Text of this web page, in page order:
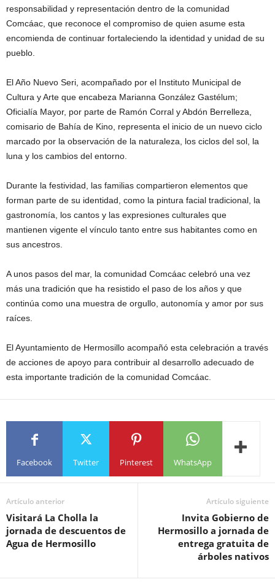
responsabilidad y representación dentro de la comunidad
Comcáac, que reconoce el compromiso de quien asume esta
encomienda de continuar fortaleciendo la identidad y unidad de su
pueblo.
El Año Nuevo Seri, acompañado por el Instituto Municipal de
Cultura y Arte que encabeza Marianna González Gastélum;
Oficialía Mayor, por parte de Ramón Corral y Abdón Berrelleza,
comisario de Bahía de Kino, representa el inicio de un nuevo ciclo
marcado por la observación de la naturaleza, los ciclos del sol, la
luna y los cambios del entorno.
Durante la festividad, las familias compartieron elementos que
forman parte de su identidad, como la pintura facial tradicional, la
gastronomía, los cantos y las expresiones culturales que
mantienen vigente el vínculo tanto entre sus habitantes como en
sus ancestros.
A unos pasos del mar, la comunidad Comcáac celebró una vez
más una tradición que ha resistido el paso de los años y que
continúa como una muestra de orgullo, autonomía y amor por sus
raíces.
El Ayuntamiento de Hermosillo acompañó esta celebración a través
de acciones de apoyo para contribuir al desarrollo adecuado de
esta importante tradición de la comunidad Comcáac.
Facebook Twitter Pinterest WhatsApp
Artículo anterior
Visitará La Cholla la
jornada de descuentos de
Agua de Hermosillo
Artículo siguiente
Invita Gobierno de
Hermosillo a jornada de
entrega gratuita de
árboles nativos